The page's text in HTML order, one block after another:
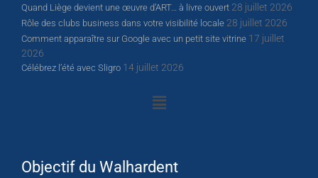
Quand Liège devient une œuvre d’ART… à livre ouvert 28 juillet 2026
Rôle des clubs business dans votre visibilité locale 28 juillet 2026
Comment apparaître sur Google avec un petit site vitrine 17 juillet
2026
Célébrez l’été avec Sligro 14 juillet 2026
Objectif du Walhardent